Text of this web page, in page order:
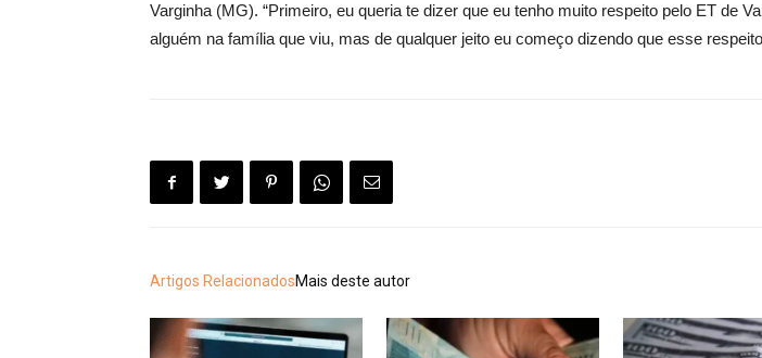
Varginha (MG). “Primeiro, eu queria te dizer que eu tenho muito respeito pelo ET de
alguém na família que viu, mas de qualquer jeito eu começo dizendo que esse
Artigos RelacionadosMais deste autor